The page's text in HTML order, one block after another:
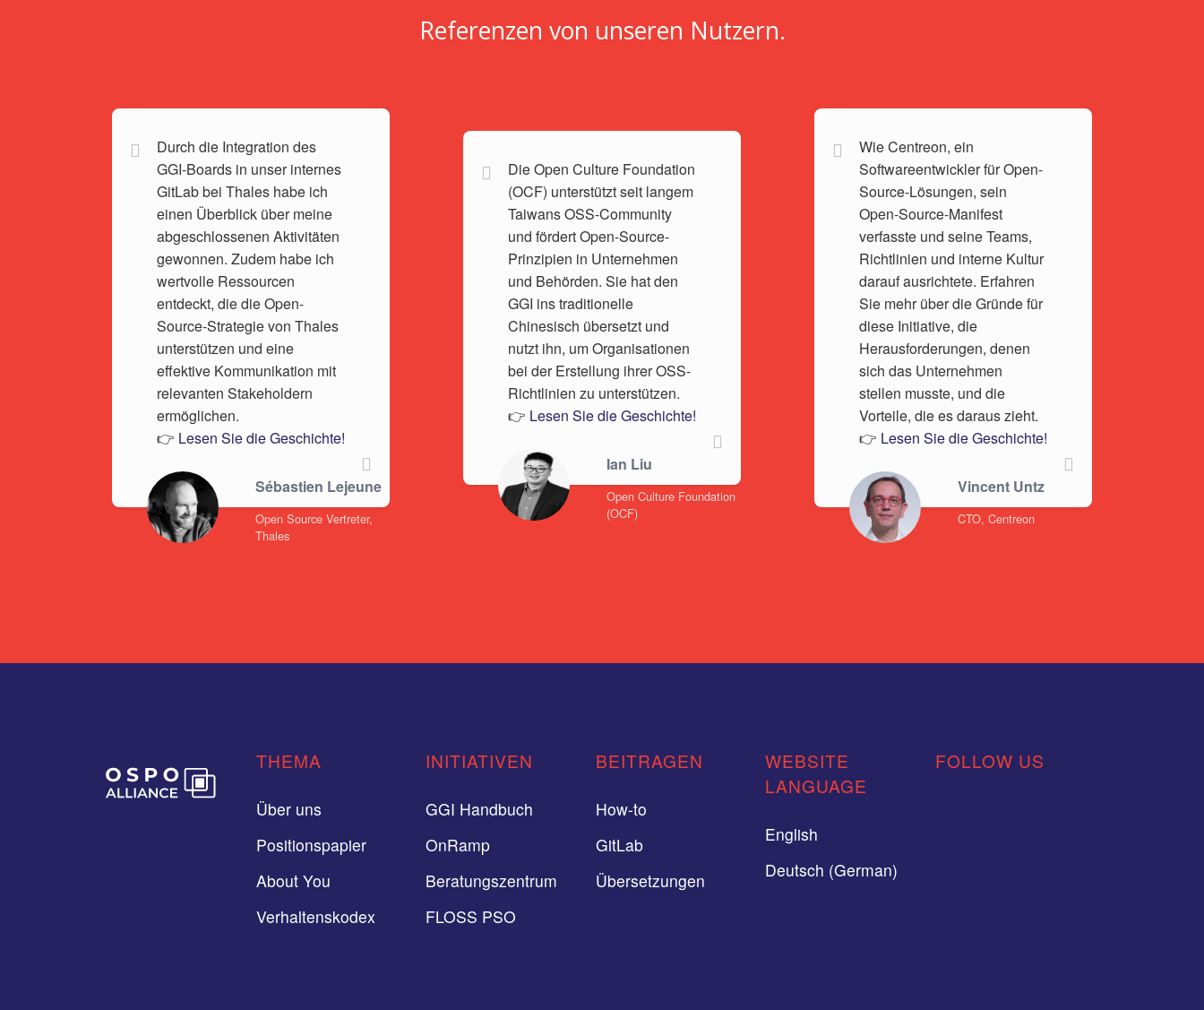
Referenzen von unseren Nutzern.
Durch die Integration des
GGI-Boards in unser internes
GitLab bei Thales habe ich
einen Überblick über meine
abgeschlossenen Aktivitäten
gewonnen. Zudem habe ich
wertvolle Ressourcen
entdeckt, die die Open-
Source-Strategie von Thales
unterstützen und eine
effektive Kommunikation mit
relevanten Stakeholdern
ermöglichen.
👉 Lesen Sie die Geschichte!
Sébastien Lejeune
Open Source Vertreter,
Thales
Die Open Culture Foundation
(OCF) unterstützt seit langem
Taiwans OSS-Community
und fördert Open-Source-
Prinzipien in Unternehmen
und Behörden. Sie hat den
GGI ins traditionelle
Chinesisch übersetzt und
nutzt ihn, um Organisationen
bei der Erstellung ihrer OSS-
Richtlinien zu unterstützen.
👉 Lesen Sie die Geschichte!
Ian Liu
Open Culture Foundation
(OCF)
Wie Centreon, ein
Softwareentwickler für Open-
Source-Lösungen, sein
Open-Source-Manifest
verfasste und seine Teams,
Richtlinien und interne Kultur
darauf ausrichtete. Erfahren
Sie mehr über die Gründe für
diese Initiative, die
Herausforderungen, denen
sich das Unternehmen
stellen musste, und die
Vorteile, die es daraus zieht.
👉 Lesen Sie die Geschichte!
Vincent Untz
CTO, Centreon
THEMA
Über uns
Positionspapier
About You
Verhaltenskodex
INITIATIVEN
GGI Handbuch
OnRamp
Beratungszentrum
FLOSS PSO
BEITRAGEN
How-to
GitLab
Übersetzungen
WEBSITE
LANGUAGE
English
Deutsch (German)
FOLLOW US